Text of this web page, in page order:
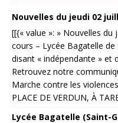
Nouvelles du jeudi 02
[[{« value »: » Nouvelles
cours – Lycée Bagatelle
disant « indépendante » et
Retrouvez notre
Marche contre les
PLACE DE VERDUN, À
Lycée Bagatelle (Saint-